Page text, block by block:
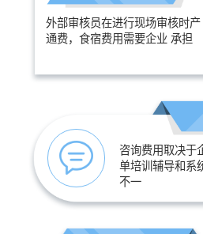
外部审核员在进行现场审核时
通费，食宿费用需要企业 承担
咨询费用取决于
单培训辅导和系
不一